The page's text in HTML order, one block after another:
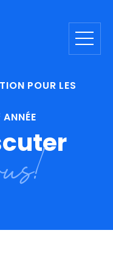
POUR LES
ANNÉE